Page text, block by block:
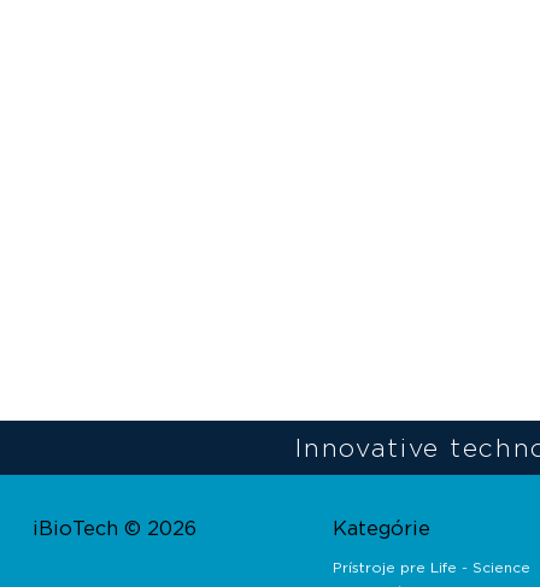
Innovative
iBioTech © 2026 Kategórie
Prístroje pre Life - Science